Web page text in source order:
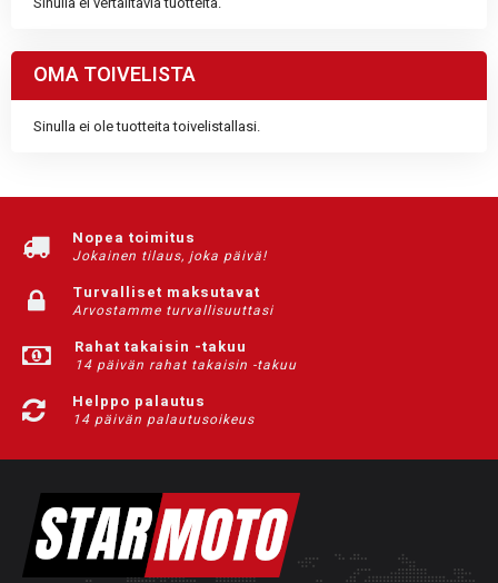
OMA TOIVELISTA
Sinulla ei ole tuotteita toivelistallasi.
Nopea toimitus
Jokainen tilaus, joka päivä!
Turvalliset maksutavat
Arvostamme turvallisuuttasi
Rahat takaisin -takuu
14 päivän rahat takaisin -takuu
Helppo palautus
14 päivän palautusoikeus